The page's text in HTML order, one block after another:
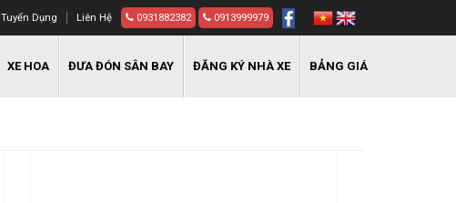
Tuyển Dụng Liên Hệ 0931882382 0913999979
XE HOA ĐƯA ĐÓN SÂN BAY ĐĂNG KÝ NHÀ XE BẢNG GIÁ